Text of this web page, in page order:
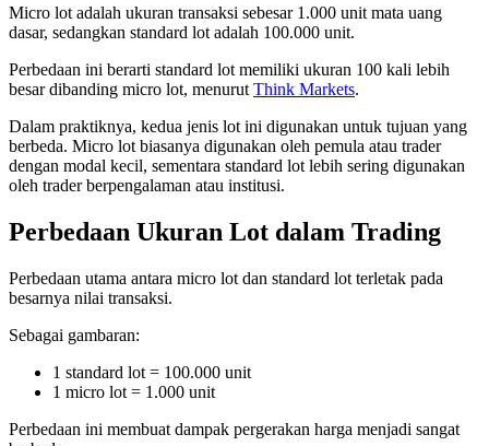
Micro lot adalah ukuran transaksi sebesar 1.000 unit mata uang
dasar, sedangkan standard lot adalah 100.000 unit.
Perbedaan ini berarti standard lot memiliki ukuran 100 kali lebih
besar dibanding micro lot, menurut Think Markets.
Dalam praktiknya, kedua jenis lot ini digunakan untuk tujuan yang
berbeda. Micro lot biasanya digunakan oleh pemula atau trader
dengan modal kecil, sementara standard lot lebih sering digunakan
oleh trader berpengalaman atau institusi.
Perbedaan Ukuran Lot dalam Trading
Perbedaan utama antara micro lot dan standard lot terletak pada
besarnya nilai transaksi.
Sebagai gambaran:
1 standard lot = 100.000 unit
1 micro lot = 1.000 unit
Perbedaan ini membuat dampak pergerakan harga menjadi sangat